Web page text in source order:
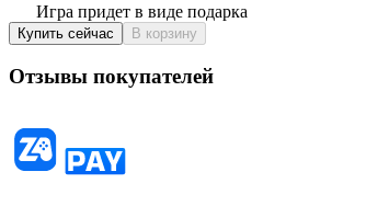
Игра придет в виде подарка
Купить сейчас В корзину
Отзывы покупателей